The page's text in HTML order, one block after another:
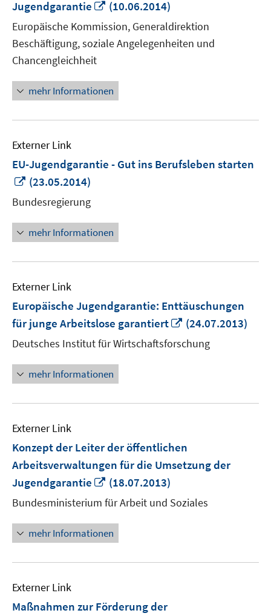
Jugendgarantie
In
neuem
Fenster
öffnen
(10.06.2014)
Europäische Kommission, Generaldirektion
Beschäftigung, soziale Angelegenheiten und
Chancengleichheit
mehr Informationen
Externer Link
EU-Jugendgarantie - Gut ins Berufsleben starten
In
neuem
Fenster
öffnen
(23.05.2014)
Bundesregierung
mehr Informationen
Externer Link
Europäische Jugendgarantie: Enttäuschungen
für junge Arbeitslose garantiert
In
neuem
Fenster
(24.07.2013)
Deutsches Institut für Wirtschaftsforschung
mehr Informationen
Externer Link
Konzept der Leiter der öffentlichen
Arbeitsverwaltungen für die Umsetzung der
Jugendgarantie
In
neuem
Fenster
öffnen
(18.07.2013)
Bundesministerium für Arbeit und Soziales
mehr Informationen
Externer Link
Maßnahmen zur Förderung der